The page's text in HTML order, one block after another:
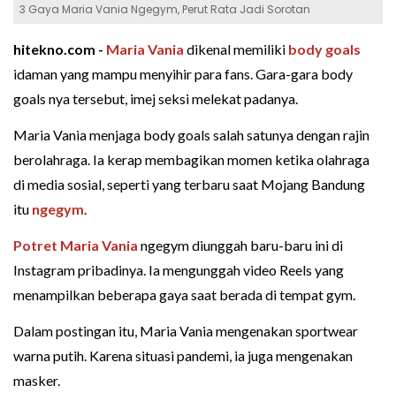
3 Gaya Maria Vania Ngegym, Perut Rata Jadi Sorotan
hitekno.com - Maria Vania dikenal memiliki body goals
idaman yang mampu menyihir para fans. Gara-gara body
goals nya tersebut, imej seksi melekat padanya.
Maria Vania menjaga body goals salah satunya dengan rajin
berolahraga. Ia kerap membagikan momen ketika olahraga
di media sosial, seperti yang terbaru saat Mojang Bandung
itu ngegym.
Potret Maria Vania ngegym diunggah baru-baru ini di
Instagram pribadinya. Ia mengunggah video Reels yang
menampilkan beberapa gaya saat berada di tempat gym.
Dalam postingan itu, Maria Vania mengenakan sportwear
warna putih. Karena situasi pandemi, ia juga mengenakan
masker.